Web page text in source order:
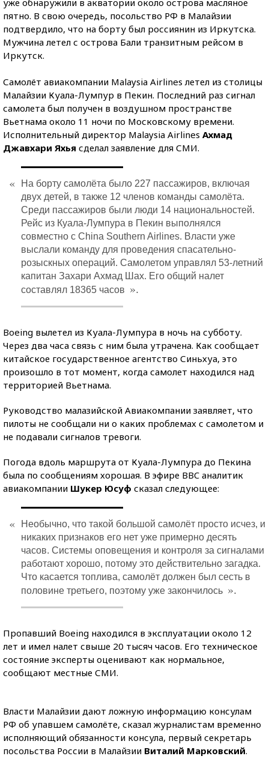
уже обнаружили в акватории около острова масляное
пятно. В свою очередь, посольство РФ в Малайзии
подтвердило, что на борту был россиянин из Иркутска.
Мужчина летел с острова Бали транзитным рейсом в
Иркутск.
Самолёт авиакомпании Malaysia Airlines летел из столицы
Малайзии Куала-Лумпур в Пекин. Последний раз сигнал
самолета был получен в воздушном пространстве
Вьетнама около 11 ночи по Московскому времени.
Исполнительный директор Malaysia Airlines Ахмад
Джавхари Яхья сделал заявление для СМИ.
«
На борту самолёта было 227 пассажиров, включая
двух детей, в также 12 членов команды самолёта.
Среди пассажиров были люди 14 национальностей.
Рейс из Куала-Лумпура в Пекин выполнялся
совместно с China Southern Airlines. Власти уже
выслали команду для проведения спасательно-
розыскных операций. Самолетом управлял 53-летний
капитан Захари Ахмад Шах. Его общий налет
составлял 18365 часов ».
Boeing вылетел из Куала-Лумпура в ночь на субботу.
Через два часа связь с ним была утрачена. Как сообщает
китайское государственное агентство Синьхуа, это
произошло в тот момент, когда самолет находился над
территорией Вьетнама.
Руководство малазийской Авиакомпании заявляет, что
пилоты не сообщали ни о каких проблемах с самолетом и
не подавали сигналов тревоги.
Погода вдоль маршрута от Куала-Лумпура до Пекина
была по сообщениям хорошая. В эфире BBC аналитик
авиакомпании Шукeр Юсуф сказал следующее:
«
Необычно, что такой большой самолёт просто исчез, и
никаких признаков его нет уже примерно десять
часов. Системы оповещения и контроля за сигналами
работают хорошо, потому это действительно загадка.
Что касается топлива, самолёт должен был сесть в
половине третьего, поэтому уже закончилось ».
Пропавший Boeing находился в эксплуатации около 12
лет и имел налет свыше 20 тысяч часов. Его техническое
состояние эксперты оценивают как нормальное,
сообщают местные СМИ.
Власти Малайзии дают ложную информацию консулам
РФ об упавшем самолёте, сказал журналистам временно
исполняющий обязанности консула, первый секретарь
посольства России в Малайзии Виталий Марковский.